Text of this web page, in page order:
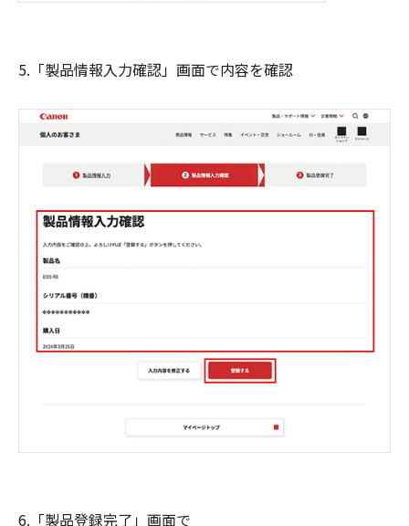
5.「製品情報入力確認」画面で内容を確認
6.「製品登録完了」画面で